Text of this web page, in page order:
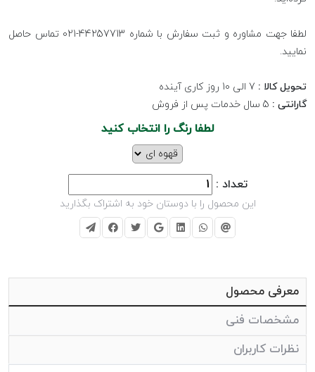
لطفا جهت مشاوره و ثبت سفارش با شماره 44257713-021 تماس حاصل
نمایید.
تحویل کالا :
گارانتی :
لطفا رنگ را انتخاب کنید
تعداد :
این محصول را با دوستان خود به اشتراک بگذارید
معرفی محصول
مشخصات فنی
نظرات کاربران